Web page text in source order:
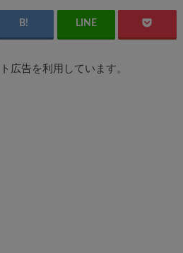
広告を利用しています。